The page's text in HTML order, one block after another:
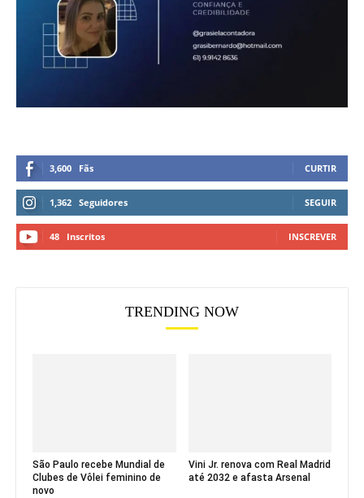
3,600 Fãs CURTIR
1,362 Seguidores SEGUIR
48 Inscritos INSCREVER
TRENDING NOW
São Paulo recebe Mundial de
Clubes de Vôlei feminino de
novo
Vini Jr. renova com Real Madrid
até 2032 e afasta Arsenal